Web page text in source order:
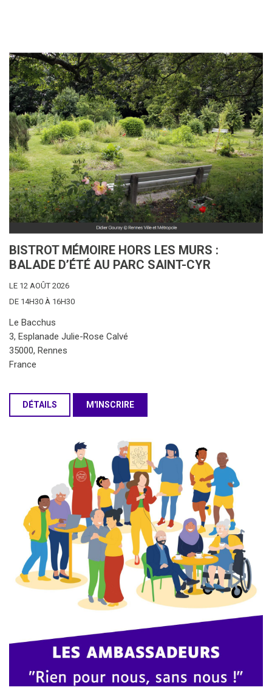
BISTROT MÉMOIRE HORS LES MURS :
BALADE D’ÉTÉ AU PARC SAINT-CYR
LE 12 AOÛT 2026
DE 14H30 À 16H30
Le Bacchus
3, Esplanade Julie-Rose Calvé
35000, Rennes
France
DÉTAILS M'INSCRIRE